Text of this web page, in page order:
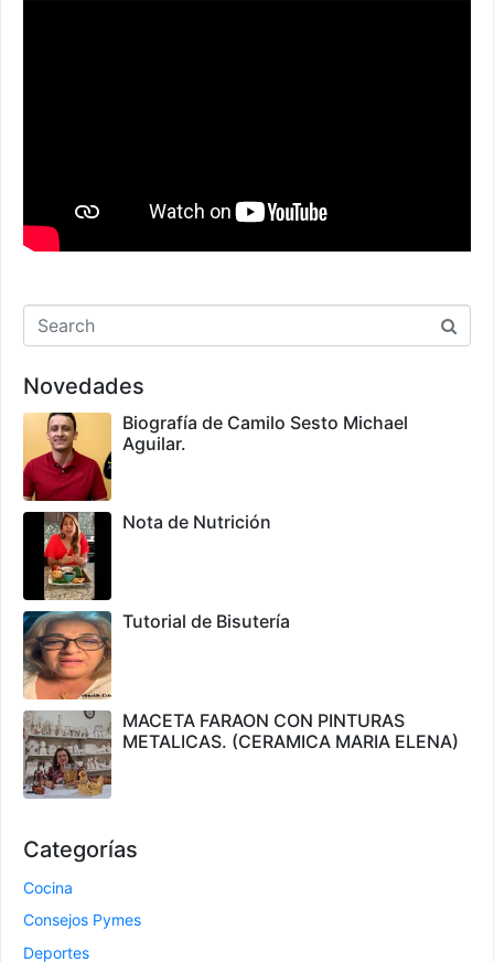
Novedades
Biografía de Camilo Sesto Michael
Aguilar.
Nota de Nutrición
Tutorial de Bisutería
MACETA FARAON CON PINTURAS
METALICAS. (CERAMICA MARIA ELENA)
Categorías
Cocina
Consejos Pymes
Deportes